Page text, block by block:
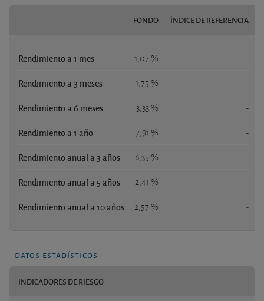
FONDO ÍNDICE DE REFERENCIA
Rendimiento a 1 mes 1,07 % -
Rendimiento a 3 meses 1,75 % -
Rendimiento a 6 meses 3,33 % -
Rendimiento a 1 año 7,91 % -
Rendimiento anual a 3 años 6,35 % -
Rendimiento anual a 5 años 2,41 % -
Rendimiento anual a 10 años 2,57 % -
datos estadísticos
INDICADORES DE RIESGO